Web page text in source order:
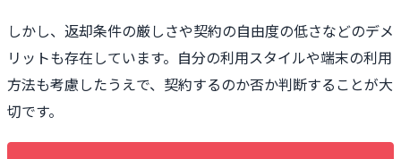
しかし、返却条件の厳しさや契約の自由度の低さなどのデメ
リットも存在しています。自分の利用スタイルや端末の利用
方法も考慮したうえで、契約するのか否か判断することが大
切です。